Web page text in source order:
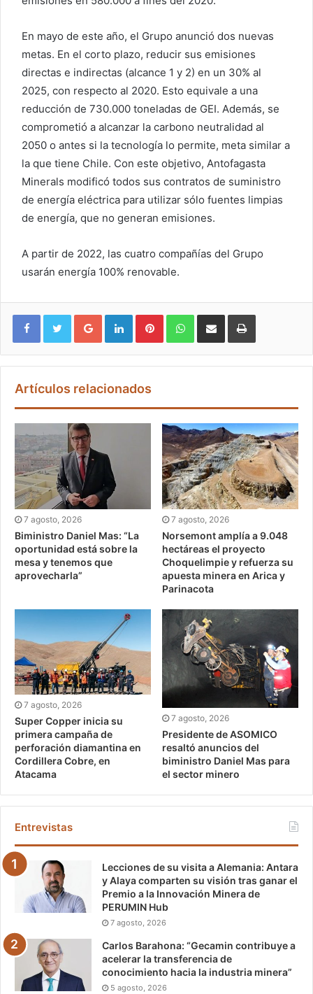
En mayo de este año, el Grupo anunció dos nuevas
metas. En el corto plazo, reducir sus emisiones
directas e indirectas (alcance 1 y 2) en un 30% al
2025, con respecto al 2020. Esto equivale a una
reducción de 730.000 toneladas de GEI. Además, se
comprometió a alcanzar la carbono neutralidad al
2050 o antes si la tecnología lo permite, meta similar a
la que tiene Chile. Con este objetivo, Antofagasta
Minerals modificó todos sus contratos de suministro
de energía eléctrica para utilizar sólo fuentes limpias
de energía, que no generan emisiones.
A partir de 2022, las cuatro compañías del Grupo
usarán energía 100% renovable.
Google+ LinkedIn Pinterest WhatsApp
Artículos relacionados
7 agosto, 2026
Biministro Daniel Mas: “La
oportunidad está sobre la
mesa y tenemos que
aprovecharla”
7 agosto, 2026
Norsemont amplía a 9.048
hectáreas el proyecto
Choquelimpie y refuerza su
apuesta minera en Arica y
Parinacota
7 agosto, 2026
Super Copper inicia su
primera campaña de
perforación diamantina en
Cordillera Cobre, en
Atacama
7 agosto, 2026
Presidente de ASOMICO
resaltó anuncios del
biministro Daniel Mas para
el sector minero
Entrevistas
Lecciones de su visita a Alemania: Antara
y Alaya comparten su visión tras ganar el
Premio a la Innovación Minera de
PERUMIN Hub
7 agosto, 2026
Carlos Barahona: “Gecamin contribuye a
acelerar la transferencia de
conocimiento hacia la industria minera”
5 agosto, 2026